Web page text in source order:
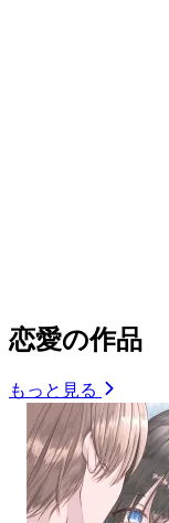
恋愛の作品
もっと見る